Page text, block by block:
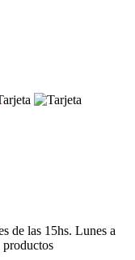
de las 15hs. Lunes a